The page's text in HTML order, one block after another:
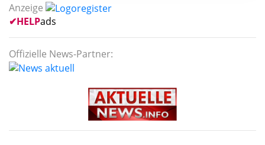
Anzeige
✔HELPads
Offizielle News-Partner: